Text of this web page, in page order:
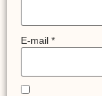
E-mail *